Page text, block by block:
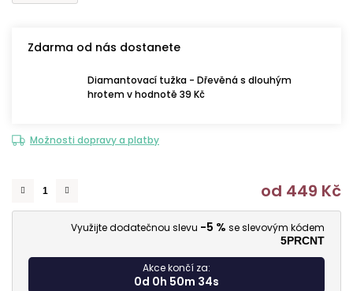
Zdarma od nás dostanete
Diamantovací tužka - Dřevěná s dlouhým
hrotem v hodnotě 39 Kč
Možnosti dopravy a platby
od 449 Kč
Využijte dodatečnou slevu -5 % se slevovým kódem
5PRCNT
Akce končí za:
0d 0h 50m 33s